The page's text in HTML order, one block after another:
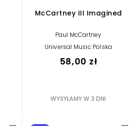
McCartney III Imagined
Paul McCartney
Universal Music Polska
58,00 zł
WYSYŁAMY W 3 DNI